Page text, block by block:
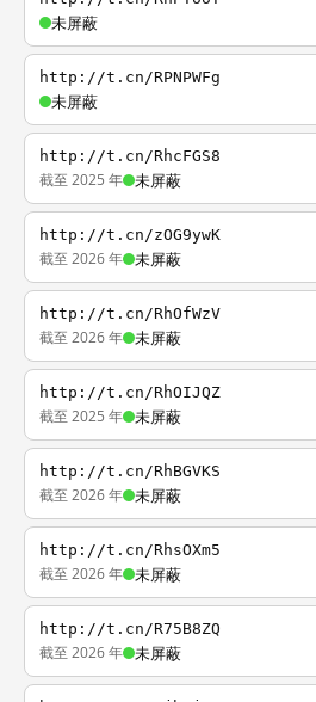
未屏蔽
http://t.cn/RPNPWFg
未屏蔽
http://t.cn/RhcFGS8
截至 2025 年 未屏蔽
http://t.cn/zOG9ywK
截至 2026 年 未屏蔽
http://t.cn/RhOfWzV
截至 2026 年 未屏蔽
http://t.cn/RhOIJQZ
截至 2025 年 未屏蔽
http://t.cn/RhBGVKS
截至 2026 年 未屏蔽
http://t.cn/RhsOXm5
截至 2026 年 未屏蔽
http://t.cn/R75B8ZQ
截至 2026 年 未屏蔽